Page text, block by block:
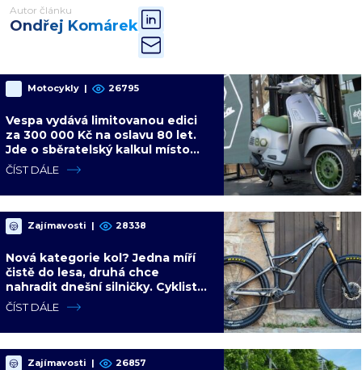
Autor článku
Ondřej Komárek
Motocykly | 26795
Vespa vydává limitovanou edici
za 300 000 Kč na oslavu 80 let.
Jde o sběratelský kalkul místo
jízdního upgradu
ČÍST DÁLE
Zajímavosti | 28338
Nová kategorie kol? Jedna míří
čistě do lesa, druhá chce
nahradit dnešní silničky. Cyklisté
mají rozporuplné názory
ČÍST DÁLE
Zajímavosti | 26857